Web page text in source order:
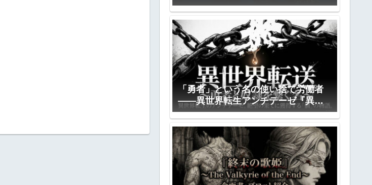
「勇者」という名の使い捨て労働者
――異世界転生アンチテーゼ『異世
界転送』全プロット公開